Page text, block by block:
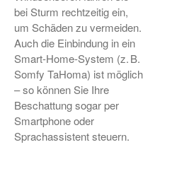
bei Sturm rechtzeitig ein,
um Schäden zu vermeiden.
Auch die Einbindung in ein
Smart-Home-System (z. B.
Somfy TaHoma) ist möglich
– so können Sie Ihre
Beschattung sogar per
Smartphone oder
Sprachassistent steuern.